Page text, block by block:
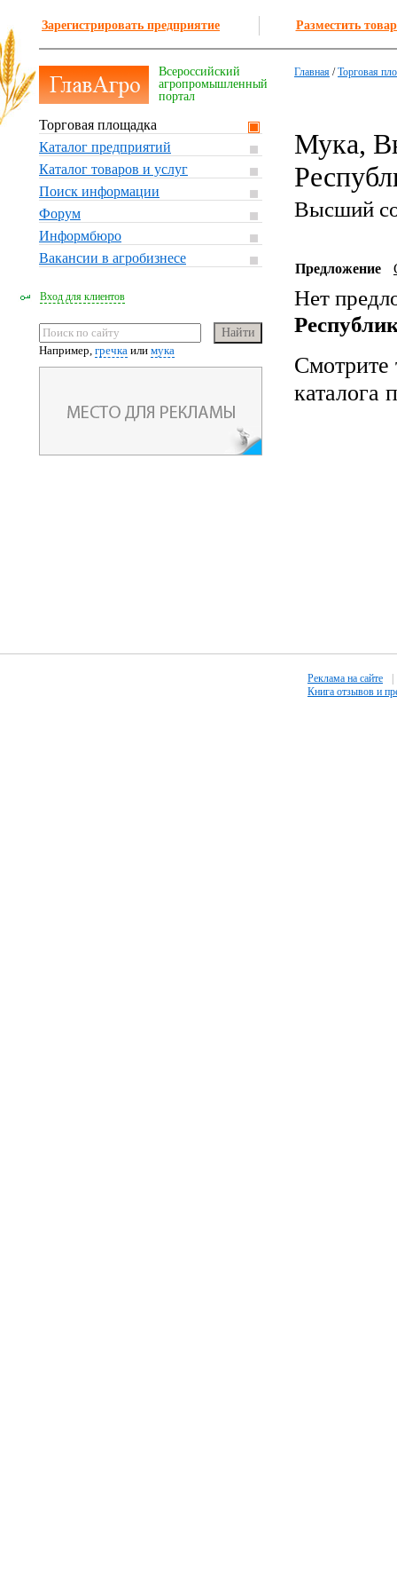
Зарегистрировать предприятие Разместить
Всероссийский
агропромышленный
портал
Торговая площадка
Каталог предприятий
Каталог товаров и услуг
Поиск информации
Форум
Информбюро
Вакансии в агробизнесе
Вход для клиентов
Например, гречка или мука
Главная /Торговая
Мука,
Высший
Предложение
Нет
Смотрите
каталога
Реклама на сайте
Книга отзывов и